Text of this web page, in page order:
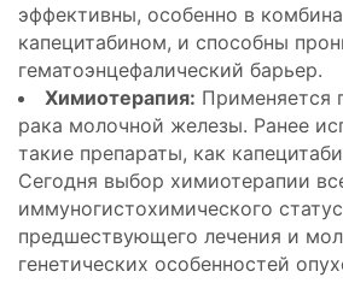
эффективны, особенно в
капецитабином, и способны
гематоэнцефалический барьер.
Химиотерапия: Применяется
рака молочной железы. Ранее
такие препараты, как
Сегодня выбор химиотерапии
иммуногистохимического
предшествующего лечения и
генетических особенностей